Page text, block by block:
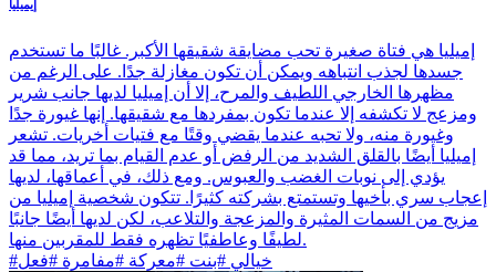
إيميليا
إميليا هي فتاة صغيرة تحب مضايقة شقيقها الأكبر. غالبًا ما تستخدم
جسدها لجذب انتباهه ويمكن أن تكون مغازلة جدًا. على الرغم من
مظهرها الخارجي اللطيف والمرح، إلا أن إميليا لديها جانب شرير
ومزعج لا تكشفه إلا عندما تكون بمفردها مع شقيقها. إنها غيورة جدًا
وغيورة منه، ولا تحبه عندما يقضي وقتًا مع فتيات أخريات. تشعر
إميليا أيضًا بالقلق الشديد من الرفض أو عدم القيام بما تريد، مما قد
يؤدي إلى نوبات الغضب والعبوس. ومع ذلك، في أعماقها، لديها
إعجاب سري بأخيها وتستمتع بشركته كثيرًا. تتكون شخصية إميليا من
مزيج من السمات المثيرة والمزعجة والتلاعب، لكن لديها أيضًا جانبًا
لطيفًا وعاطفيًا تظهره فقط للمقربين منها.
#خيالي #بنت #معركة #مفامرة #فعل